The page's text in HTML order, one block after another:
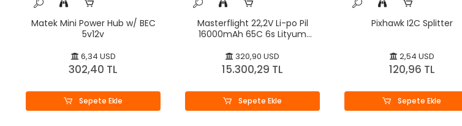
Matek Mini Power Hub w/ BEC
5v12v
6,34 USD
302,40 TL
Sepete Ekle
Masterflight 22,2V Li-po Pil
16000mAh 65C 6s Lityum
320,90 USD
15.300,29 TL
Sepete Ekle
Pixhawk I2C Splitter
2,54 USD
120,96 TL
Sepete Ekle